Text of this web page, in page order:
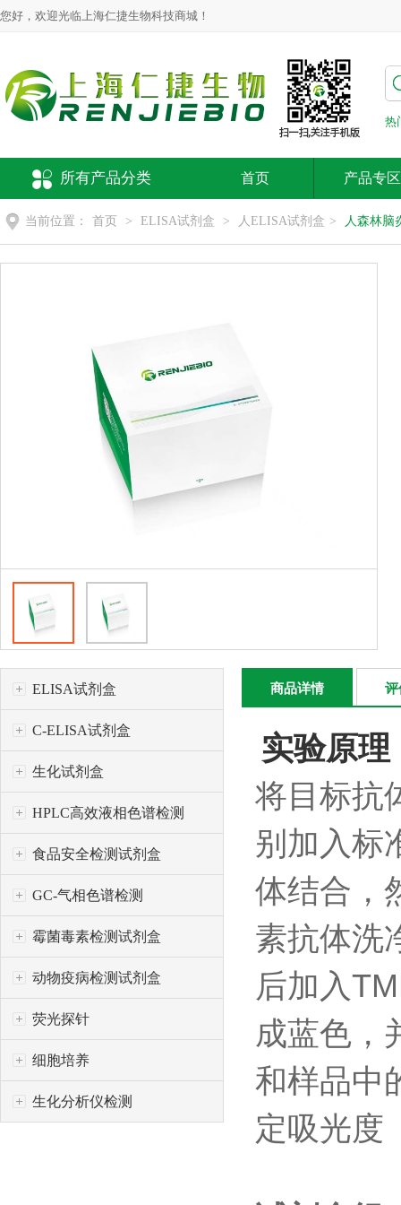
您好，欢迎光临上海仁捷生物科技商城！
热
所有产品分类 首页 产品专区
当前位置： 首页 > ELISA试剂盒 > 人ELISA试剂盒 > 人森林脑
ELISA试剂盒
C-ELISA试剂盒
生化试剂盒
HPLC高效液相色谱检测
食品安全检测试剂盒
GC-气相色谱检测
霉菌毒素检测试剂盒
动物疫病检测试剂盒
荧光探针
细胞培养
生化分析仪检测
商品详情 评
实验原理
将目标抗
别加入标
体结合，
素抗体洗
后加入
成蓝色，
和样品中
定吸光度